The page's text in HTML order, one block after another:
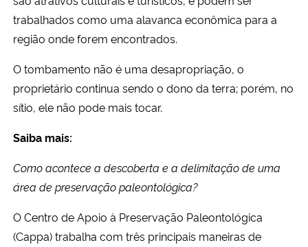
trabalhados como uma alavanca econômica para a
região onde forem encontrados.
O tombamento não é uma desapropriação, o
proprietário continua sendo o dono da terra; porém, no
sítio, ele não pode mais tocar.
Saiba mais:
Como acontece a descoberta e a delimitação de uma
área de preservação paleontológica?
O Centro de Apoio à Preservação Paleontológica
(Cappa) trabalha com três principais maneiras de